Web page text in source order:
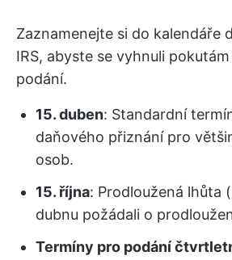
Zaznamenejte si do kalendáře
IRS, abyste se vyhnuli
podání.
15. duben: Standardní
daňového přiznání pro
osob.
15. října: Prodloužená lhůta
dubnu požádali o
Termíny pro podání